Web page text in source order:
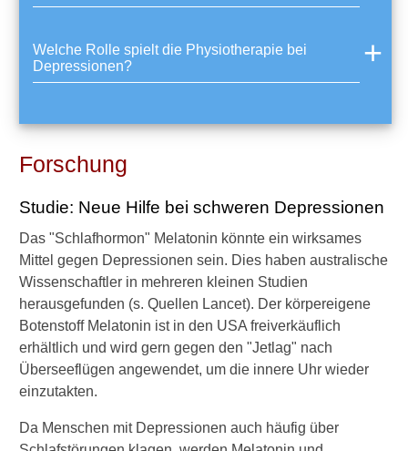
Welche Rolle spielt die Physiotherapie bei
Depressionen?
Forschung
Studie: Neue Hilfe bei schweren Depressionen
Das "Schlafhormon" Melatonin könnte ein wirksames
Mittel gegen Depressionen sein. Dies haben australische
Wissenschaftler in mehreren kleinen Studien
herausgefunden (s. Quellen Lancet). Der körpereigene
Botenstoff Melatonin ist in den USA freiverkäuflich
erhältlich und wird gern gegen den "Jetlag" nach
Überseeflügen angewendet, um die innere Uhr wieder
einzutakten.
Da Menschen mit Depressionen auch häufig über
?
Symptome
►
Diagnostik
&
Laborwerte
►
Therapieverfahren
►